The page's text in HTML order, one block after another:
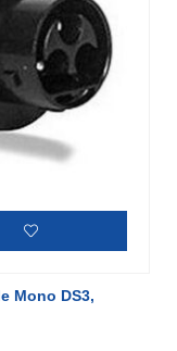
Mono DS3,